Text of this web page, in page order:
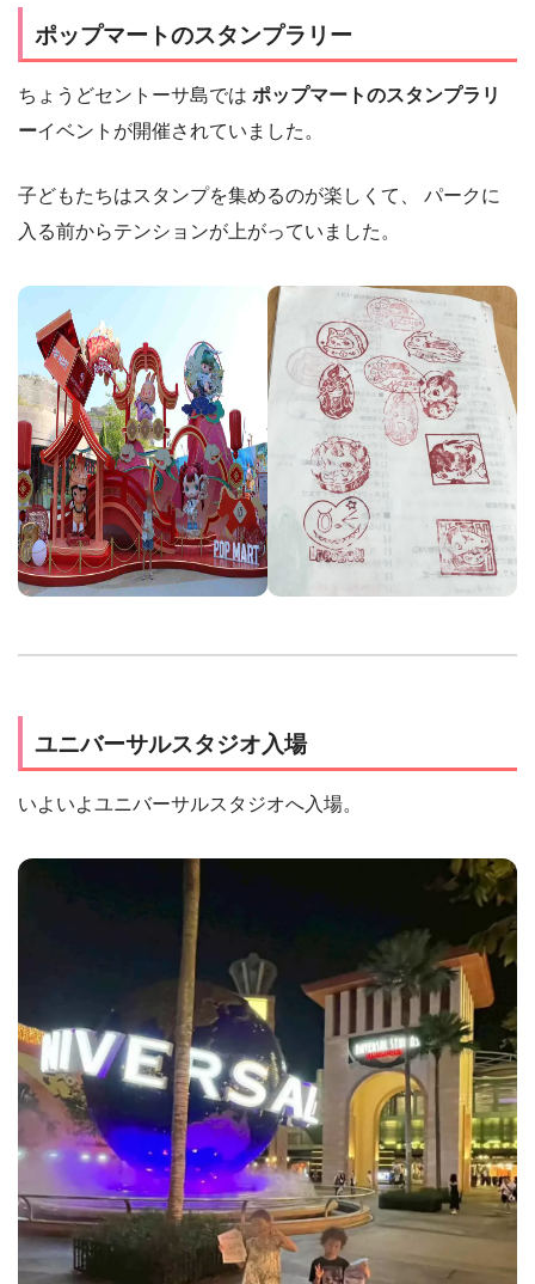
ポップマートのスタンプラリー
ちょうどセントーサ島では ポップマートのスタンプラリ
ーイベントが開催されていました。
子どもたちはスタンプを集めるのが楽しくて、 パークに
入る前からテンションが上がっていました。
ユニバーサルスタジオ入場
いよいよユニバーサルスタジオへ入場。